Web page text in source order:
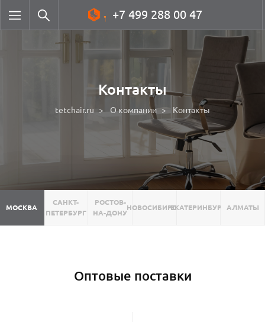
+7 499 288 00 47
Контакты
tetchair.ru О компании Контакты
МОСКВА
САНКТ-
ПЕТЕРБУРГ
РОСТОВ-
НА-ДОНУ
НОВОСИБИРСКЕКАТЕРИНБУРГ АЛМАТЫ
Оптовые поставки